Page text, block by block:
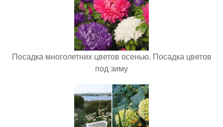
Посадка многолетних цветов осенью. Посадка цветов
под зиму